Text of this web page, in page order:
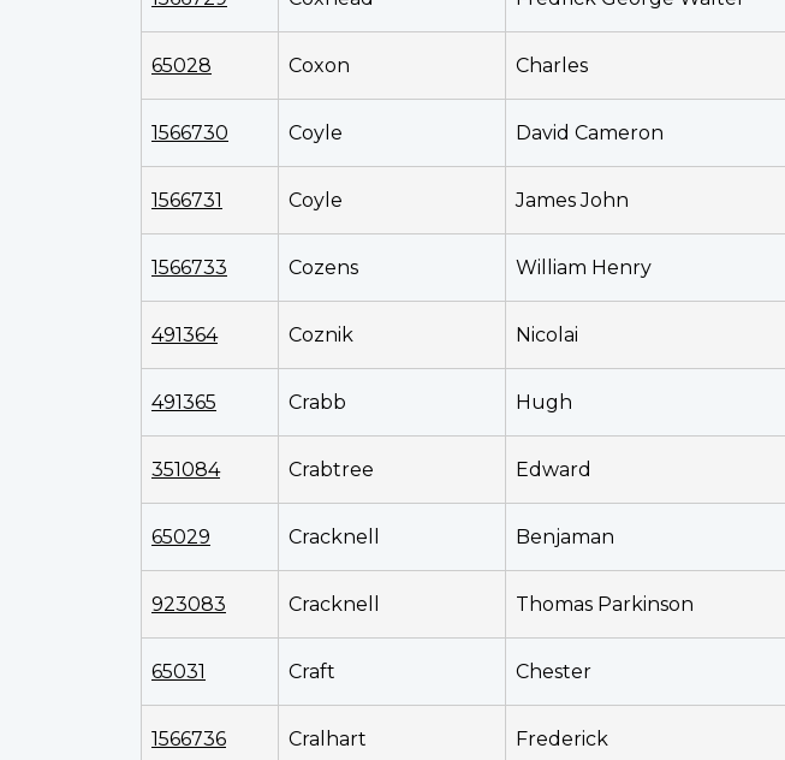
65028 Coxon Charles
1566730 Coyle David Cameron
1566731 Coyle James John
1566733 Cozens William Henry
491364 Coznik Nicolai
491365 Crabb Hugh
351084 Crabtree Edward
65029 Cracknell Benjaman
923083 Cracknell Thomas Parkinson
65031 Craft Chester
1566736 Cralhart Frederick